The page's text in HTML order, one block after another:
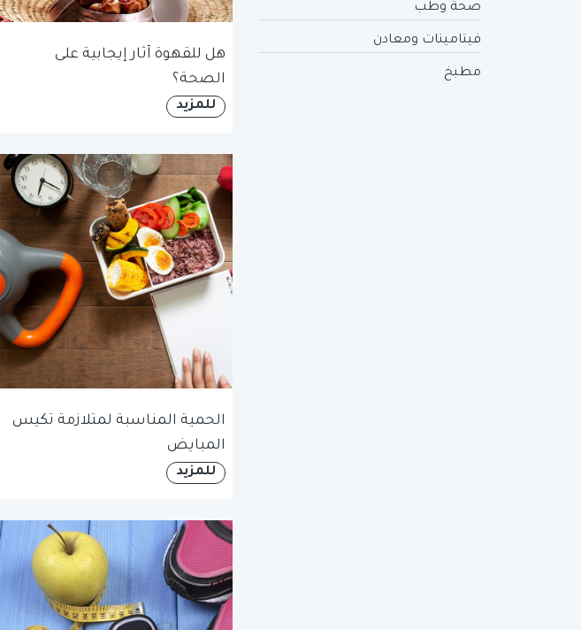
صحة وطب
فيتامينات ومعادن
مطبخ
هل للقهوة آثار إيجابية على
الصحة؟
للمزيد
الحمية المناسبة لمتلازمة تكيس
المبايض
للمزيد